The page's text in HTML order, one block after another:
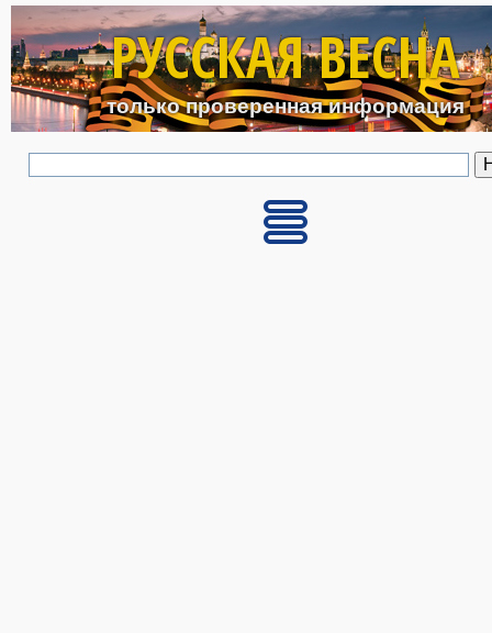
Перейти к основному
РУССКАЯ ВЕСНА
только проверенная информация